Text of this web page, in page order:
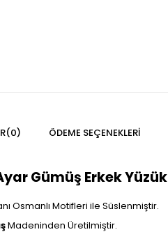
(0) ÖDEME SEÇENEKLERI
Gümüş Erkek
Osmanlı Motifleri ile Süslenmiştir.
Madeninden Üretilmiştir.